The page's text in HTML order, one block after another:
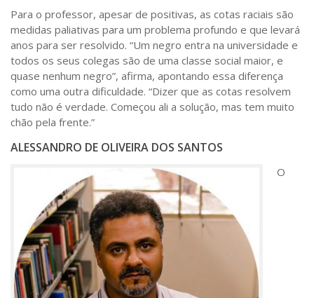
Para o professor, apesar de positivas, as cotas raciais são
medidas paliativas para um problema profundo e que levará
anos para ser resolvido. “Um negro entra na universidade e
todos os seus colegas são de uma classe social maior, e
quase nenhum negro”, afirma, apontando essa diferença
como uma outra dificuldade. “Dizer que as cotas resolvem
tudo não é verdade. Começou ali a solução, mas tem muito
chão pela frente.”
ALESSANDRO DE OLIVEIRA DOS SANTOS
O